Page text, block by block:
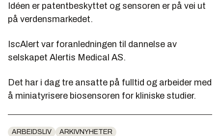
Idéen er patentbeskyttet og sensoren er på vei ut
på verdensmarkedet.
IscAlert var foranledningen til dannelse av
selskapet Alertis Medical AS.
Det har i dag tre ansatte på fulltid og arbeider med
å miniatyrisere biosensoren for kliniske studier.
ARBEIDSLIV ARKIVNYHETER